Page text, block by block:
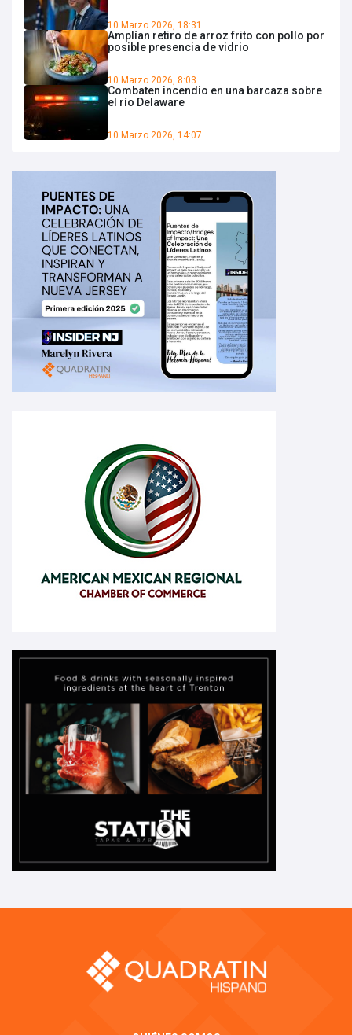
10 Marzo 2026, 18:31
Amplían retiro de arroz frito con pollo por
posible presencia de vidrio
10 Marzo 2026, 8:03
Combaten incendio en una barcaza sobre
el río Delaware
10 Marzo 2026, 14:07